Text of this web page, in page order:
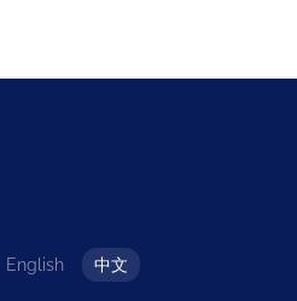
English 中文